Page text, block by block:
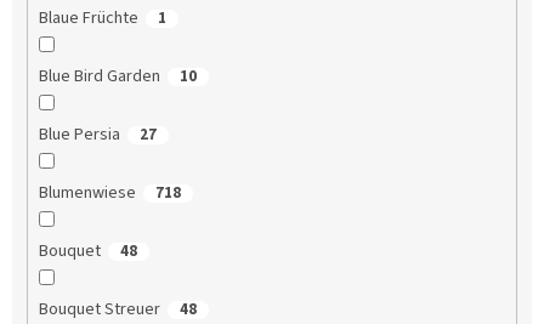
Blaue Früchte 1
Blue Bird Garden 10
Blue Persia 27
Blumenwiese 718
Bouquet 48
Bouquet Streuer 48